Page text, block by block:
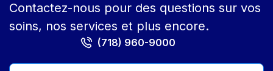
Contactez-nous pour des questions sur vos
soins, nos services et plus encore.
(718) 960-9000